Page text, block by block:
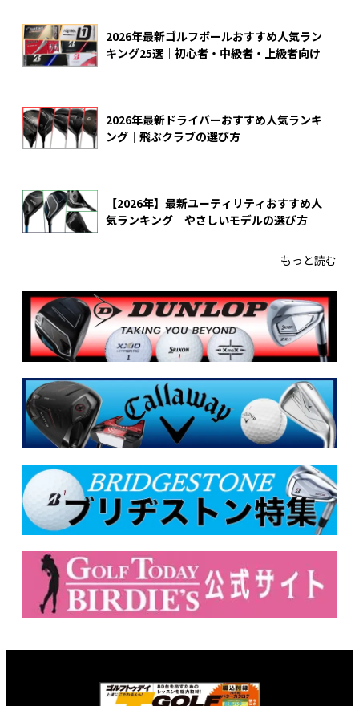
2026年最新ゴルフボールおすすめ人気ラン
キング25選｜初心者・中級者・上級者向け
2026年最新ドライバーおすすめ人気ランキ
ング｜飛ぶクラブの選び方
【2026年】最新ユーティリティおすすめ人
気ランキング｜やさしいモデルの選び方
もっと読む